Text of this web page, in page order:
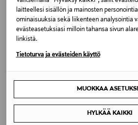
laitteellesi sisällön ja mainosten
ominaisuuksia sekä liikenteen analysointia
evästeasetuksiasi milloin tahansa sivun
linkistä.
Tietoturva ja evästeiden käyttö
MUOKKAA
HYLKÄÄ KAIKKI
Valmistusmaa
Bangladesh
Valmistajan tuotenumero
Didriksons Finland Oy
ETUKUPONKITUOTE
DIDRIKSONS